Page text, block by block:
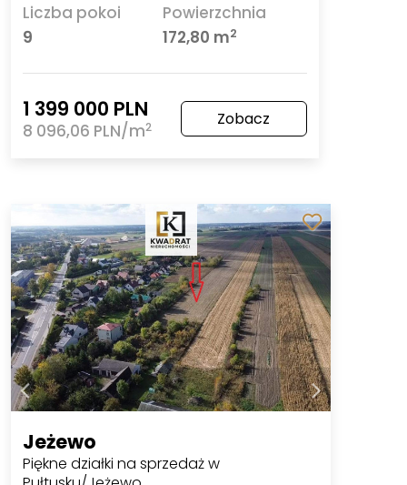
Liczba pokoi
9
Powierzchnia
172,80 m2
1 399 000 PLN
8 096,06 PLN/m2 Zobacz
Jeżewo
Piękne działki na sprzedaż w